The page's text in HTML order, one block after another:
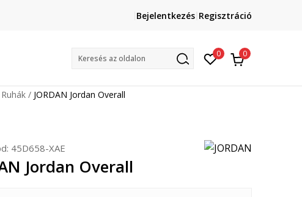
Lépj velünk kapcsolatba
online@sport-vision.huBejelentkezés Regisztráció
Keresés az oldalon 0 0
Ruhák JORDAN Jordan Overall
45D658-XAE
Jordan Overall